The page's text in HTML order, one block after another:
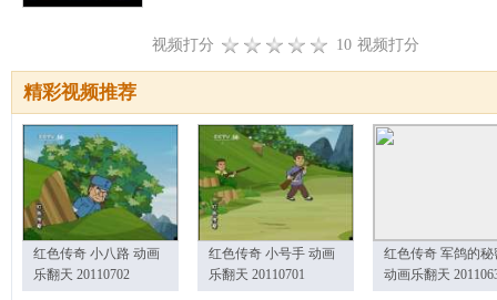
视频打分 10 视频打分
精彩视频推荐
红色传奇 小八路 动画
乐翻天 20110702
红色传奇 小号手 动画
乐翻天 20110701
红色传奇 军鸽的秘
动画乐翻天